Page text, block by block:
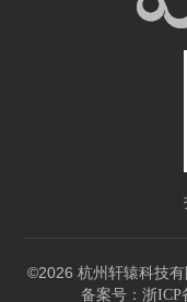
©2026 杭州轩辕科技
备案号：浙ICP